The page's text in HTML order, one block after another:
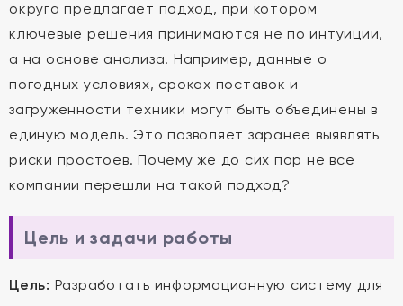
округа предлагает подход, при котором
ключевые решения принимаются не по интуиции,
а на основе анализа. Например, данные о
погодных условиях, сроках поставок и
загруженности техники могут быть объединены в
единую модель. Это позволяет заранее выявлять
риски простоев. Почему же до сих пор не все
компании перешли на такой подход?
Цель и задачи работы
Цель: Разработать информационную систему для